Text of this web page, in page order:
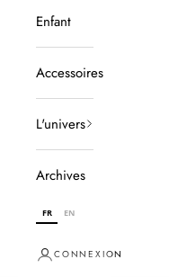
Enfant
Accessoires
L'univers
Archives
FR EN
CONNEXION